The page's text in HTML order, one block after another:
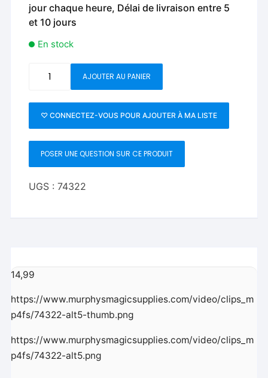
jour chaque heure, Délai de livraison entre 5
et 10 jours
En stock
Wallet
(Gimmicks
and
Online
Instructions)
by
-
AJOUTER AU PANIER
♡ CONNECTEZ-VOUS POUR AJOUTER À MA LISTE
POSER UNE QUESTION SUR CE PRODUIT
UGS :74322
14,99
https://www.murphysmagicsupplies.com/video/clips_m
p4fs/74322-alt5-thumb.png
https://www.murphysmagicsupplies.com/video/clips_m
p4fs/74322-alt5.png